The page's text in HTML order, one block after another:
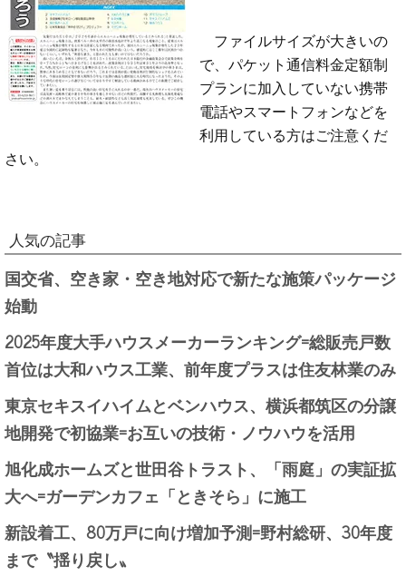
ファイルサイズが大きいの
で、パケット通信料金定額制
プランに加入していない携帯
電話やスマートフォンなどを
利用している方はご注意くだ
さい。
人気の記事
国交省、空き家・空き地対応で新たな施策パッケージ
始動
2025年度大手ハウスメーカーランキング=総販売戸数
首位は大和ハウス工業、前年度プラスは住友林業のみ
東京セキスイハイムとベンハウス、横浜都筑区の分譲
地開発で初協業=お互いの技術・ノウハウを活用
旭化成ホームズと世田谷トラスト、「雨庭」の実証拡
大へ=ガーデンカフェ「ときそら」に施工
新設着工、80万戸に向け増加予測=野村総研、30年度
まで〝揺り戻し〟